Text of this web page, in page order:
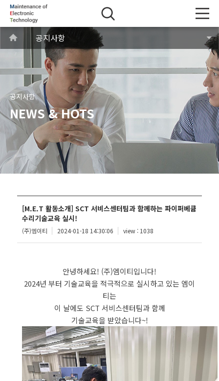
공지사항
공지사항
NEWS & HOTS
[M.E.T 활동소개] SCT 서비스센터팀과 함께하는 파이퍼베큠
수리기술교육 실시!
(주)엠이티 2024-01-18 14:30:06 view : 1038
안녕하세요! (주)엠이티입니다!
2024년 부터 기술교육을 적극적으로 실시하고 있는 엠이
티는
이 날에도 SCT 서비스센터팀과 함께
기술교육을 받았습니다~!